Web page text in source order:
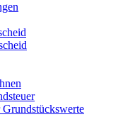
Grundstückswerte